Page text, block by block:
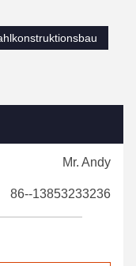
Mr. Andy
86--13853233236